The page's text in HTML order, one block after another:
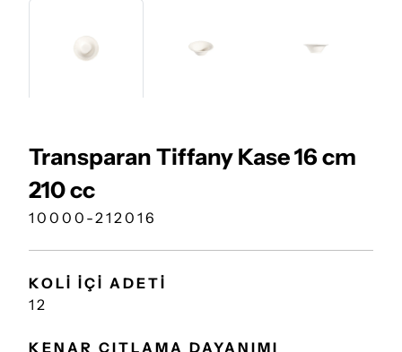
Transparan Tiffany Kase 16 cm
210 cc
10000-212016
KOLİ İÇİ ADETİ
12
KENAR ÇITLAMA DAYANIMI